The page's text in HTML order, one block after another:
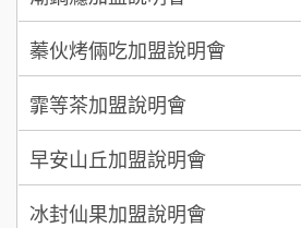
加盟預算
徐 先生/小姐
加盟預算
何 先生/小姐
加盟預算
蓁伙烤倆吃加盟說明會
霏等茶加盟說明會
早安山丘加盟說明會
冰封仙果加盟說明會
上宇林加盟說明會
莫尼早餐Morni加盟說明會
手作功夫茶加盟說明會
SHARE TEA歇腳亭加盟說明會